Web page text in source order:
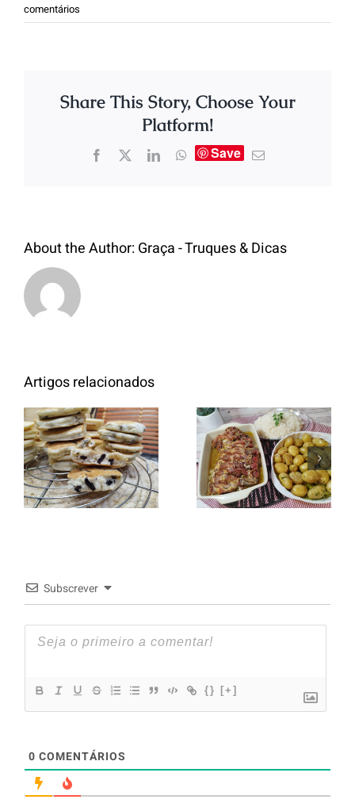
comentários
Share This Story, Choose Your
Platform!
Save
About the Author:Graça - Truques & Dicas
Artigos relacionados
Panquecas
com Oreo
Entrecosto
italiano c/
batata a
murro e
Subscrever
{} [+]
0 COMENTÁRIOS